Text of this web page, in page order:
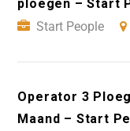
ploegen – Start
Start People
Operator 3
Maand – Start